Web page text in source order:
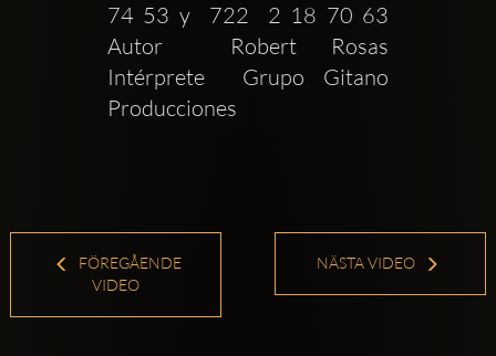
74 53 y  722  2 18 70 63
Autor  Robert Rosas
Intérprete  Grupo Gitano
Producciones
FÖREGÅENDE
VIDEO
NÄSTA VIDEO